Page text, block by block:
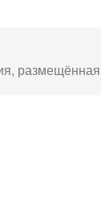
размещённая